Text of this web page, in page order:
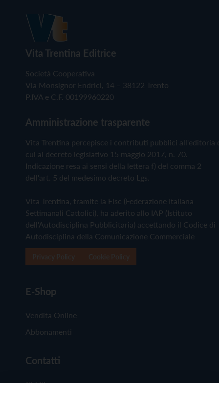
Vita Trentina Editrice
Società Cooperativa
Via Monsignor Endrici, 14 – 38122 Trento
P.IVA e C.F. 00199960220
Amministrazione trasparente
Vita Trentina percepisce i contributi pubblici all'editoria
cui al decreto legislativo 15 maggio 2017, n. 70.
Indicazione resa ai sensi della lettera f) del comma 2
dell'art. 5 del medesimo decreto Lgs.
Vita Trentina, tramite la Fisc (Federazione Italiana
Settimanali Cattolici), ha aderito allo IAP (Istituto
dell'Autodisciplina Pubblicitaria) accettando il Codice di
Autodisciplina della Comunicazione Commerciale
E-Shop
Vendita Online
Abbonamenti
Contatti
Chi Siamo